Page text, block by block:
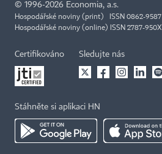
© 1996-2026 Economia, a.s.
Hospodářské noviny (print) ISSN 0862-9587
Hospodářské noviny (online) ISSN 2787-950X
Certifikováno Sledujte nás
Stáhněte si aplikaci HN